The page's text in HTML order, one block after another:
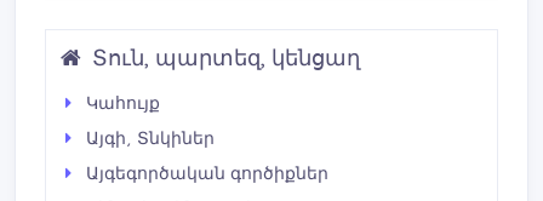
Տուն, պարտեզ, կենցաղ
Կահույք
Այգի, Տնկիներ
Այգեգործական գործիքներ